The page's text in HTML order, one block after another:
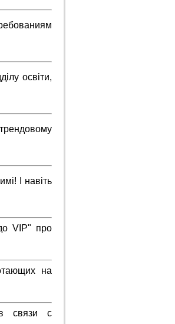
освіти,
І навіть
VIP" про
на
в связи с